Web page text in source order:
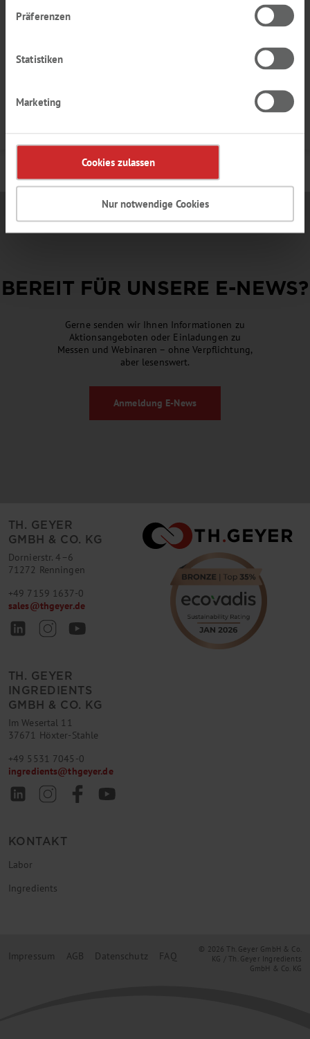
Präferenzen
Statistiken
Marketing
Cookies zulassen
Nur notwendige Cookies
sahnig, milchig, gekocht
BEREIT FÜR UNSERE E-NEWS?
Gerne senden wir Ihnen Informationen zu
Aktionsangeboten oder Einladungen zu
Messen und Webinaren – ohne Verpflichtung,
aber lesenswert.
Anmeldung E-News
TH. GEYER
GMBH & CO. KG
Dornierstr. 4–6
71272 Renningen
+49 7159 1637-0
sales@thgeyer.de
TH. GEYER
INGREDIENTS
GMBH & CO. KG
Im Wesertal 11
37671 Höxter-Stahle
+49 5531 7045-0
ingredients@thgeyer.de
KONTAKT
Labor
Ingredients
Impressum AGB Datenschutz FAQ
© 2026 Th. Geyer GmbH & Co.
KG / Th. Geyer Ingredients
GmbH & Co. KG